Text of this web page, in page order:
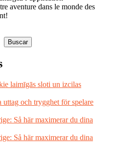
aventure dans le monde des
Buscar
laimīgās sloti un izcilas
uttag och trygghet för spelare
Så här maximerar du dina
Så här maximerar du dina